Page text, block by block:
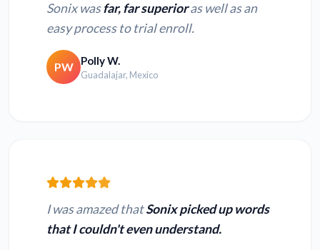
Sonix wasfar, far superioras well as an
easy process to trial enroll.
PW Polly W.
Guadalajar, Mexico
I was amazed thatSonix picked up words
that I couldn't even understand.